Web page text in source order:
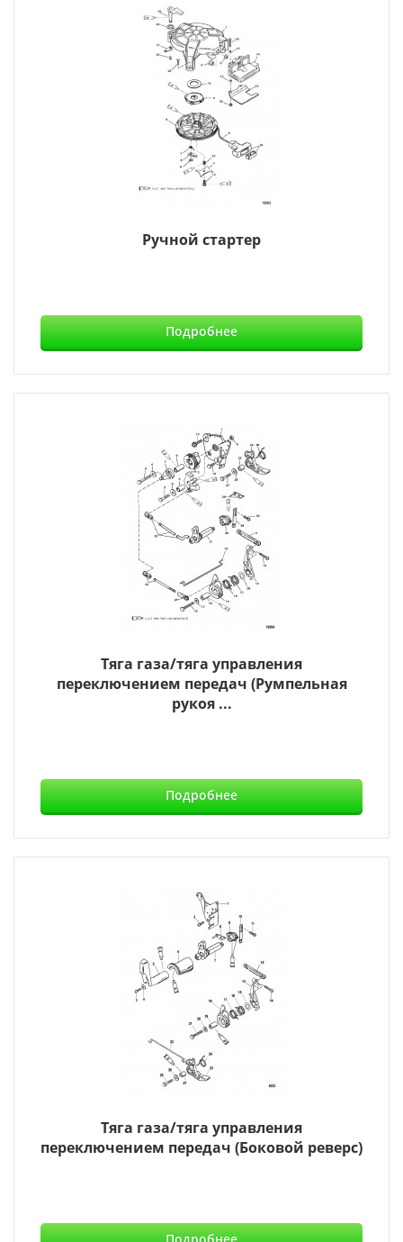
Ручной стартер
Подробнее
Тяга газа/тяга управления
переключением передач (Румпельная
рукоя ...
Подробнее
Тяга газа/тяга управления
переключением передач (Боковой реверс)